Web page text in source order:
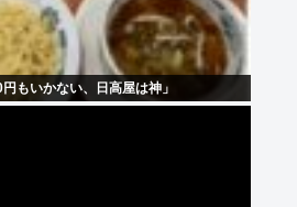
もいかない、日高屋は神」